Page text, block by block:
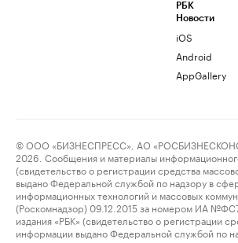
РБК
Новости
iOS
Android
AppGallery
© ООО «БИЗНЕСПРЕСС», АО
2026. Сообщения и материалы
(свидетельство о регистрации средства
выдано Федеральной службой по надзору в
информационных технологий и массовых
(Роскомнадзор) 09.12.2015 за номером ИА
издания «РБК» (свидетельство о регистрации
информации выдано Федеральной службой по